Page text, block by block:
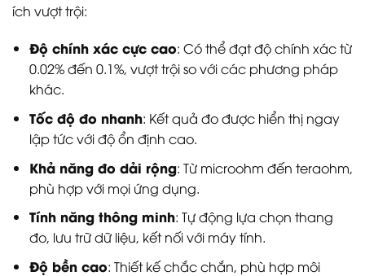
ích vượt trội:
Độ chính xác cực cao: Có thể đạt độ chính xác từ
0.02% đến 0.1%, vượt trội so với các phương pháp
khác.
Tốc độ đo nhanh: Kết quả đo được hiển thị ngay
lập tức với độ ổn định cao.
Khả năng đo dải rộng: Từ microohm đến teraohm,
phù hợp với mọi ứng dụng.
Tính năng thông minh: Tự động lựa chọn thang
đo, lưu trữ dữ liệu, kết nối với máy tính.
Độ bền cao: Thiết kế chắc chắn, phù hợp môi